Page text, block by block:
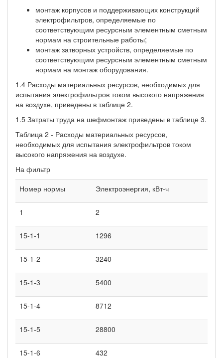
монтаж корпусов и поддерживающих конструкций
электрофильтров, определяемые по
соответствующим ресурсным элементным сметным
нормам на строительные работы;
монтаж затворных устройств, определяемые по
соответствующим ресурсным элементным сметным
нормам на монтаж оборудования.
1.4 Расходы материальных ресурсов, необходимых для
испытания электрофильтров током высокого напряжения
на воздухе, приведены в таблице 2.
1.5 Затраты труда на шефмонтаж приведены в таблице 3.
Таблица 2 - Расходы материальных ресурсов,
необходимых для испытания электрофильтров током
высокого напряжения на воздухе.
На фильтр
Номер нормы
Электроэнергия, кВт-ч
1 2
15-1-1 1296
15-1-2 3240
15-1-3 5400
15-1-4 8712
15-1-5 28800
15-1-6 432